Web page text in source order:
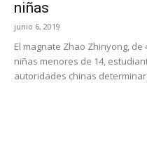
niñas
junio 6, 2019
El magnate Zhao Zhinyong,
niñas menores de 14,
autoridades chinas